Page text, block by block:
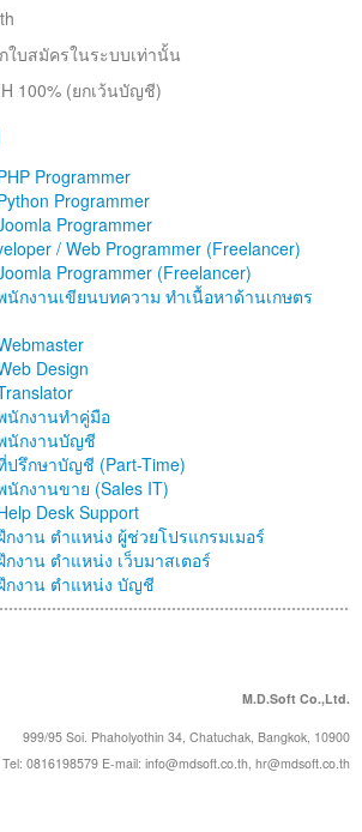
ใบสมัครในระบบเท่านั้น
100% (ยกเว้นบัญชี)
Programmer
Programmer
Programmer
/ Web Programmer (Freelancer)
Programmer (Freelancer)
กงานเขียนบทความ ทำเนื้อหาด้านเกษตร
Design
นักงานทำคู่มือ
นักงานบัญชี
รึกษาบัญชี (Part-Time)
กงานขาย (Sales IT)
Desk Support
งาน ตำแหน่ง ผู้ช่วยโปรแกรมเมอร์
งาน ตำแหน่ง เว็บมาสเตอร์
กงาน ตำแหน่ง บัญชี
M.D.Soft Co.,Ltd.
999/95 Soi. Phaholyothin 34, Chatuchak, Bangkok, 10900
Tel: 0816198579 E-mail: info@mdsoft.co.th, hr@mdsoft.co.th